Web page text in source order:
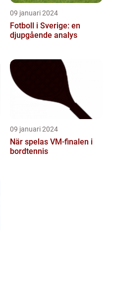
09 januari 2024
Fotboll i Sverige: en
djupgående analys
09 januari 2024
När spelas VM-finalen i
bordtennis